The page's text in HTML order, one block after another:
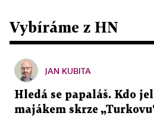
Vybíráme z HN
JAN KUBITA
Hledá se papaláš. Kdo
majákem skrze